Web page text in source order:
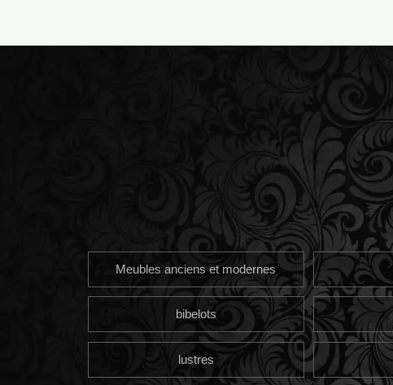
Meubles anciens et modernes
bibelots
lustres